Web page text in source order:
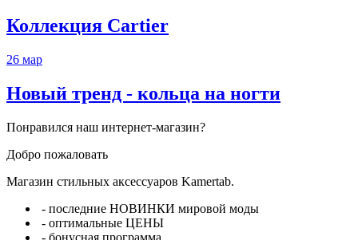
Коллекция Cartier
26 мар
Новый тренд - кольца на ногти
Понравился наш интернет-магазин?
Добро пожаловать
Магазин стильных аксессуаров Kamertab.
- последние НОВИНКИ мировой моды
- оптимальные ЦЕНЫ